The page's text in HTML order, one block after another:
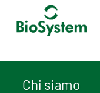
Chi siamo